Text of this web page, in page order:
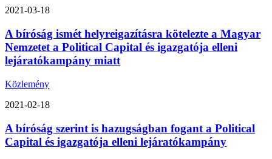
2021-03-18
A bíróság ismét helyreigazításra kötelezte a Magyar
Nemzetet a Political Capital és igazgatója elleni
lejáratókampány miatt
Közlemény
2021-02-18
A bíróság szerint is hazugságban fogant a Political
Capital és igazgatója elleni lejáratókampány